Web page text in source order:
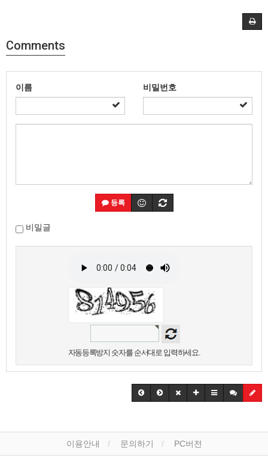
Comments
이름 비밀번호
등록
비밀글
자동등록방지 숫자를 순서대로 입력하세요.
이용안내 문의하기 PC버전